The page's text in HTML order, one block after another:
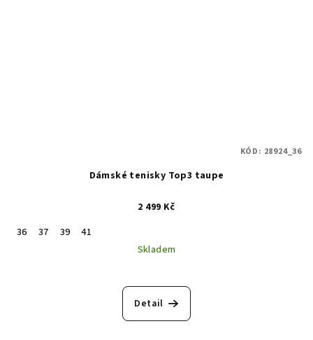
Dámské tenisky Top3 taupe
2 499 Kč
36
37 39
41
Skladem
Detail
KÓD: 28924_36